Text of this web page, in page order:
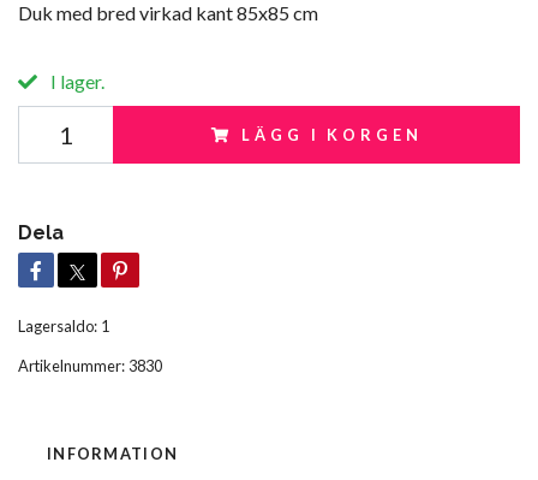
Duk med bred virkad kant 85x85 cm
I lager.
LÄGG I KORGEN
Dela
Lagersaldo: 1
Artikelnummer: 3830
INFORMATION